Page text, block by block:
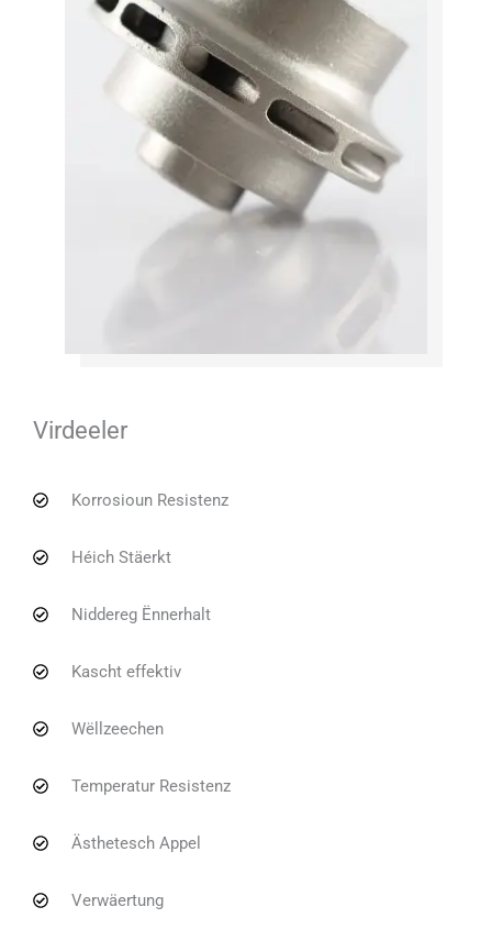
Virdeeler
Korrosioun Resistenz
Héich Stäerkt
Niddereg Ënnerhalt
Kascht effektiv
Wëllzeechen
Temperatur Resistenz
Ästhetesch Appel
Verwäertung